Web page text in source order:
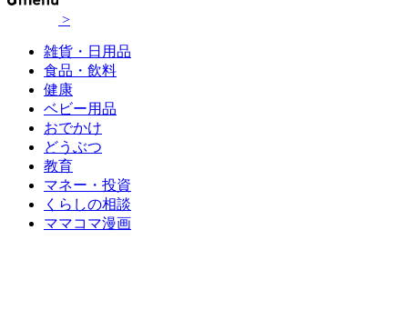
>
雑貨・日用品
食品・飲料
健康
ベビー用品
おでかけ
どうぶつ
教育
マネー・投資
くらしの相談
ママコマ漫画